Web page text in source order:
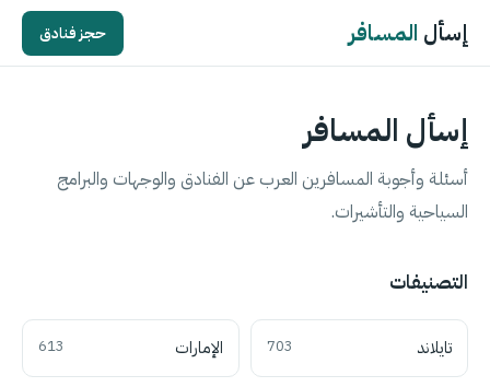
إسأل المسافر حجز فنادق
إسأل المسافر
أسئلة وأجوبة المسافرين العرب عن الفنادق والوجهات والبرامج
السياحية والتأشيرات.
التصنيفات
تايلاند 703 الإمارات 613